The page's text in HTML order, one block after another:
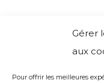
Gérer
aux
Pour offrir les meilleures